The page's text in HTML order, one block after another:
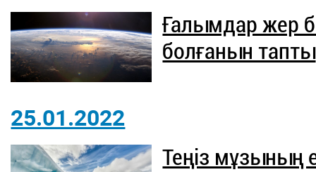
Ғалымдар жер
болғанын тапты
25.01.2022
Теңіз мұзының